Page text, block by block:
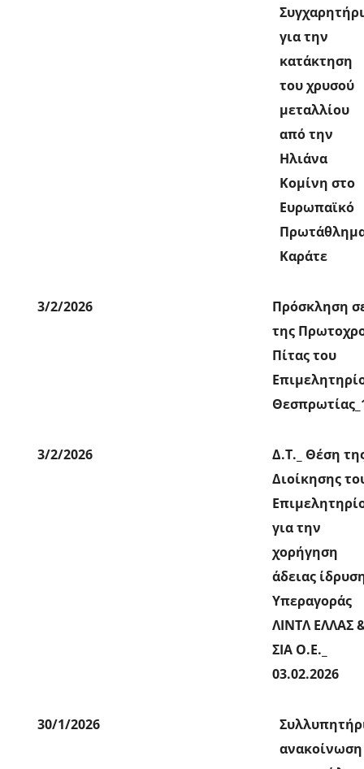
για την
κατάκτηση
του χρυσού
μεταλλίου
από την
Ηλιάνα
Κομίνη στο
Ευρωπαϊκό
Καράτε
3/2/2026
Πρόσκληση
της
Πίτας του
3/2/2026
Δ.Τ._ Θέση
Διοίκησης
για την
χορήγηση
άδειας
Υπεραγοράς
ΛΙΝΤΛ ΕΛΛΑΣ
ΣΙΑ Ο.Ε._
03.02.2026
30/1/2026
ανακοίνωση